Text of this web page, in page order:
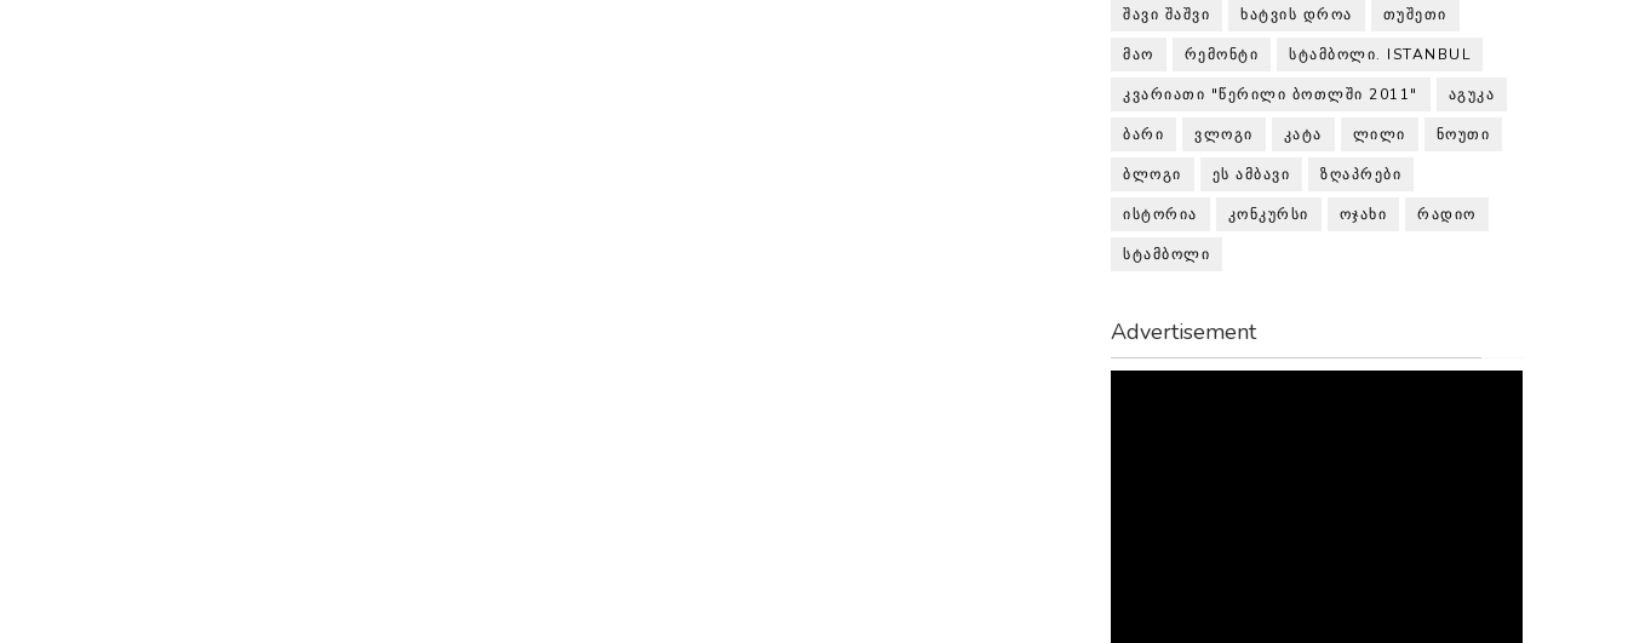
ᲨᲐᲕᲘ ᲨᲐᲨᲕᲘ ᲮᲐᲢᲕᲘᲡ ᲓᲠᲝᲐ ᲗᲣᲨᲔᲗᲘ
ᲛᲐᲝ ᲠᲔᲛᲝᲜᲢᲘ ᲡᲢᲐᲛᲑᲝᲚᲘ. ISTANBUL
ᲙᲕᲐᲠᲘᲐᲗᲘ "ᲬᲔᲠᲘᲚᲘ ᲑᲝᲗᲚᲨᲘ 2011" ᲐᲒᲣᲙᲐ
ᲑᲐᲠᲘ ᲕᲚᲝᲒᲘ ᲙᲐᲢᲐ ᲚᲘᲚᲘ ᲜᲝᲣᲗᲘ
ᲑᲚᲝᲒᲘ ᲔᲡ ᲐᲛᲑᲐᲕᲘ ᲖᲦᲐᲞᲠᲔᲑᲘ
ᲘᲡᲢᲝᲠᲘᲐ ᲙᲝᲜᲙᲣᲠᲡᲘ ᲝᲯᲐᲮᲘ ᲠᲐᲓᲘᲝ
ᲡᲢᲐᲛᲑᲝᲚᲘ
Advertisement